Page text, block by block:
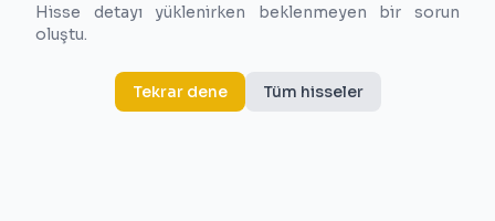
Hisse detayı yüklenirken beklenmeyen bir sorun
oluştu.
Tekrar dene Tüm hisseler